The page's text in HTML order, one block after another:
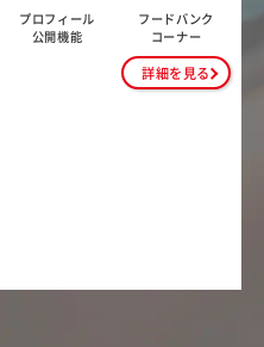
プロフィール
公開機能
フードバンク
コーナー
詳細を見る